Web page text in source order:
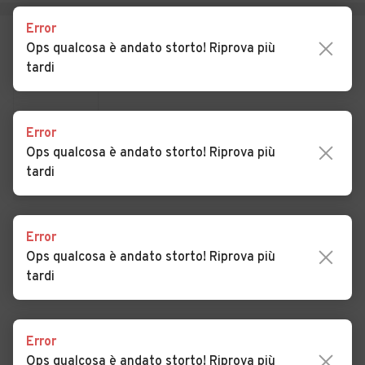
Auto usate Rifiano
Auto usate Rodengo Auto usate Salorno
Auto usate San Genesio
Atesino
Auto usate San Leonardo in
Passiria
Sebato
Auto usate San Martino in
Passiria
Auto usate San Pancrazio
Auto usate Santa Cristina
Val Gardena
Auto usate Sarentino
Auto usate Scena Auto usate Selva dei Molini
Gardena
Felice
VEDI TUTTI
Error
Ops qualcosa è andato storto! Riprova più
tardi
Error
Ops qualcosa è andato storto! Riprova più
tardi
Error
Ops qualcosa è andato storto! Riprova più
tardi
Error
Ops qualcosa è andato storto! Riprova più